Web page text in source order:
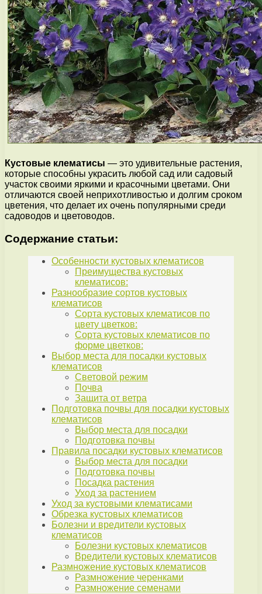
Кустовые клематисы — это удивительные растения,
которые способны украсить любой сад или садовый
участок своими яркими и красочными цветами. Они
отличаются своей неприхотливостью и долгим сроком
цветения, что делает их очень популярными среди
садоводов и цветоводов.
Содержание статьи:
Особенности кустовых клематисов
Преимущества кустовых
клематисов:
Разнообразие сортов кустовых
клематисов
Сорта кустовых клематисов по
цвету цветков:
Сорта кустовых клематисов по
форме цветков:
Выбор места для посадки кустовых
клематисов
Световой режим
Почва
Защита от ветра
Подготовка почвы для посадки кустовых
клематисов
Выбор места для посадки
Подготовка почвы
Правила посадки кустовых клематисов
Выбор места для посадки
Подготовка почвы
Посадка растения
Уход за растением
Уход за кустовыми клематисами
Обрезка кустовых клематисов
Болезни и вредители кустовых
клематисов
Болезни кустовых клематисов
Вредители кустовых клематисов
Размножение кустовых клематисов
Размножение черенками
Размножение семенами